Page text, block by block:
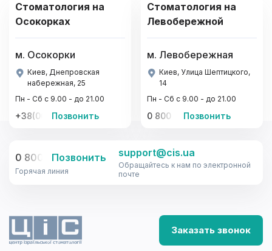
Стоматология на
Осокорках
м. Осокорки
Киев, Днепровская
набережная, 25
Пн - Сб с 9.00 - до 21.00
+38(067)-441-22-77, +38(095)-441-22-77
Позвонить
Стоматология на
Левобережной
м. Левобережная
Киев, Улица Шептицкого,
14
Пн - Сб с 9.00 - до 21.00
0 800 33-08-12
Позвонить
0 800 33-08-12
Позвонить
Горячая линия
support@cis.ua
Обращайтесь к нам по электронной
почте
Заказать звонок